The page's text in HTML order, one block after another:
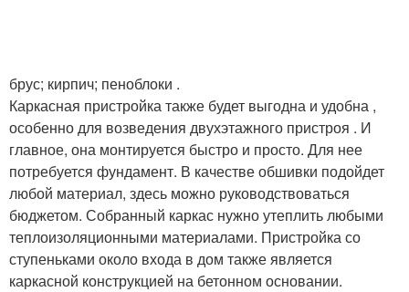
брус; кирпич; пеноблоки .
Каркасная пристройка также будет выгодна и удобна ,
особенно для возведения двухэтажного пристроя . И
главное, она монтируется быстро и просто. Для нее
потребуется фундамент. В качестве обшивки подойдет
любой материал, здесь можно руководствоваться
бюджетом. Собранный каркас нужно утеплить любыми
теплоизоляционными материалами. Пристройка со
ступеньками около входа в дом также является
каркасной конструкцией на бетонном основании.